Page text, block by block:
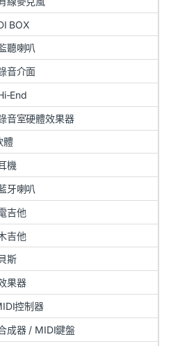
BOX
聽喇叭
音介面
End
音室硬體效果器
體
機
牙喇叭
吉他
吉他
斯
果器
控制器
成器 / MIDI鍵盤